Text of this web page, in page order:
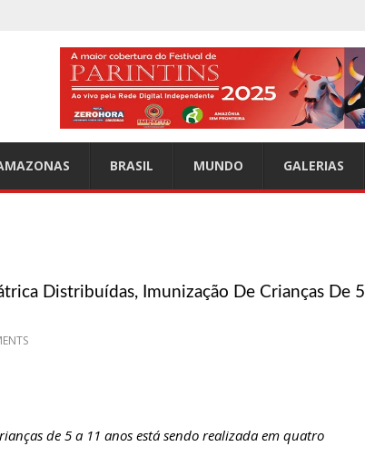
Prefeito
após urso ser visto com botas penduradas na boca
e esquartejada em Manaus; relembre os fatos
Novo
na Turquia
em Manaus
Borel
crianças
BRASIL MUNDO GALERIAS
Distribuídas, Imunização De Crianças De 5
de 5 a 11 anos está sendo realizada em quatro